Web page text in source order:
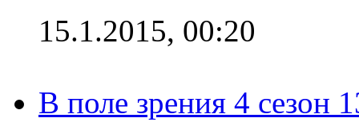
15.1.2015, 00:20
В поле зрения 4 сезон